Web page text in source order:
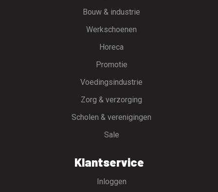
Bouw & industrie
Werkschoenen
Horeca
Promotie
Voedingsindustrie
Zorg & verzorging
Scholen & verenigingen
Sale
Klantservice
Inloggen